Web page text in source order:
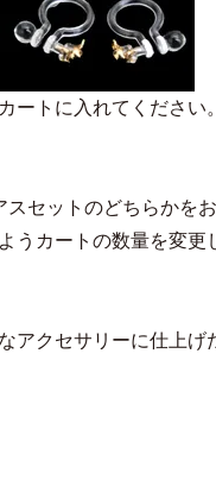
ートに入れてください。
セットのどちらかをお
カートの数量を変更
アクセサリーに仕上げ